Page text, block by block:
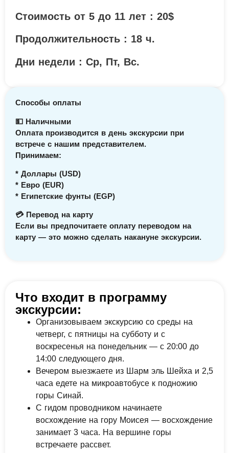
Стоимость от 5 до 11 лет : 20$
Продолжительность : 18 ч.
Дни недели : Ср, Пт, Вс.
Способы оплаты
💵 Наличными
Оплата производится в день экскурсии при
встрече с нашим представителем.
Принимаем:
* Доллары (USD)
* Евро (EUR)
* Египетские фунты (EGP)
💳 Перевод на карту
Если вы предпочитаете оплату переводом на
карту — это можно сделать накануне экскурсии.
Что входит в программу
экскурсии:
Организовываем экскурсию со среды на
четверг, с пятницы на субботу и с
воскресенья на понедельник — с 20:00 до
14:00 следующего дня.
Вечером выезжаете из Шарм эль Шейха и 2,5
часа едете на микроавтобусе к подножию
горы Синай.
С гидом проводником начинаете
восхождение на гору Моисея — восхождение
занимает 3 часа. На вершине горы
встречаете рассвет.